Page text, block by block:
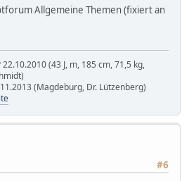
Allgemeine Themen (fixiert an
(43 J, m, 185 cm, 71,5 kg,
(Magdeburg, Dr. Lützenberg)
#6